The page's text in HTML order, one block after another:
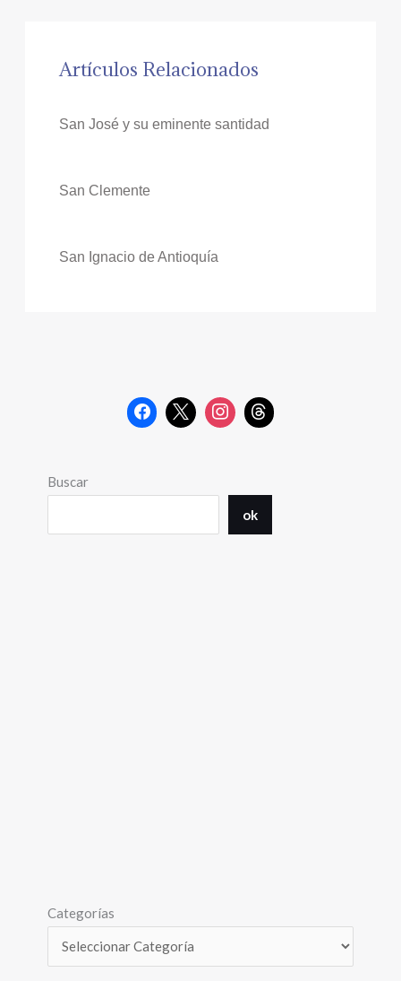
Artículos Relacionados
San José y su eminente santidad
San Clemente
San Ignacio de Antioquía
Buscar
ok
Categorías